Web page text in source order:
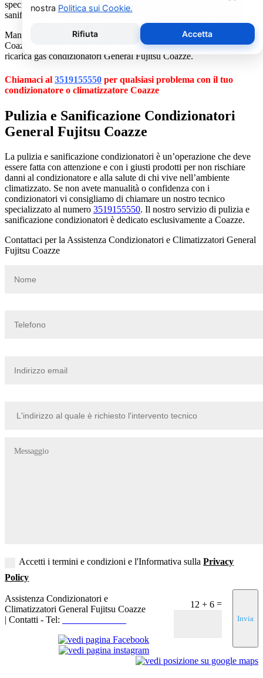
specializzato al numero3519155550
sanificazione condizionatori è dedicato esclusivamente a Coazze.
Manutenzione condizionatori e climatizzatori General Fujitsu
Coazze, pulizia condizionatori, riparazione condizionatori d’aria,
ricarica gas condizionatori General Fujitsu Coazze.
Chiamaci al 3519155550 per qualsiasi problema con il tuo
condizionatore o climatizzatore Coazze
Pulizia e Sanificazione Condizionatori
General Fujitsu Coazze
La pulizia e sanificazione condizionatori è un’operazione che deve
essere fatta con attenzione e con i giusti prodotti per non rischiare
danni al condizionatore e alla salute di chi vive nell’ambiente
climatizzato. Se non avete manualità o confidenza con i
condizionatori vi consigliamo di chiamare un nostro tecnico
specializzato al numero 3519155550. Il nostro servizio di pulizia e
sanificazione condizionatori è dedicato esclusivamente a Coazze.
Contattaci per la Assistenza Condizionatori e Climatizzatori General
Fujitsu Coazze
Accetti i termini e condizioni e l'Informativa sullaPrivacy
Policy
12 + 6 =
Invia
Assistenza Condizionatori e
Climatizzatori General Fujitsu Coazze
| Contatti - Tel: